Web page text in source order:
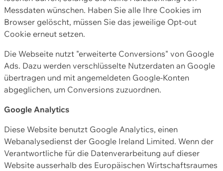
Messdaten wünschen. Haben Sie alle Ihre Cookies im
Browser gelöscht, müssen Sie das jeweilige Opt-out
Cookie erneut setzen.
Die Webseite nutzt "erweiterte Conversions" von Google
Ads. Dazu werden verschlüsselte Nutzerdaten an Google
übertragen und mit angemeldeten Google-Konten
abgeglichen, um Conversions zuzuordnen.
Google Analytics
Diese Website benutzt Google Analytics, einen
Webanalysedienst der Google Ireland Limited. Wenn der
Verantwortliche für die Datenverarbeitung auf dieser
Website ausserhalb des Europäischen Wirtschaftsraumes